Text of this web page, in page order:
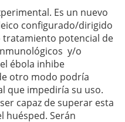
Es un nuevo
configurado/dirigido
tratamiento potencial de
y/o
ébola inhibe
otro modo podría
que impediría su uso.
capaz de superar esta
huésped. Serán